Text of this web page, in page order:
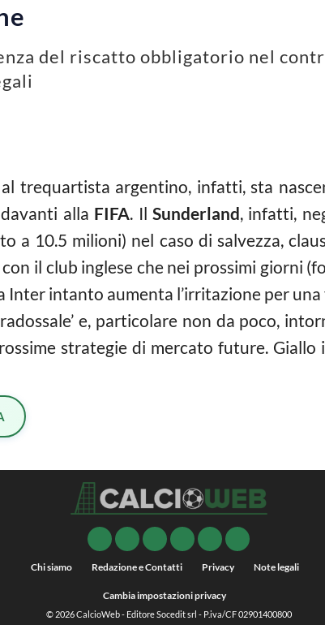
del riscatto obbligatorio nel
trequartista argentino, infatti, sta
alla FIFA. Il Sunderland, infatti,
a 10.5 milioni) nel caso di salvezza,
con il club inglese che nei prossimi giorni
Inter intanto aumenta l’irritazione per
e, particolare non da poco,
strategie di mercato future. Giallo
Chi siamo Redazione e Contatti Privacy Note legali
Cambia impostazioni privacy
© 2026CalcioWeb- Editore Socedit srl - P.iva/CF 02901400800